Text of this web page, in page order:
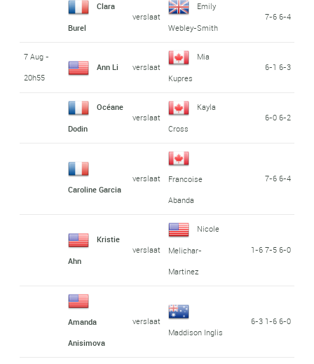
Clara
Burel
verslaat
Emily
Webley-Smith
7-6 6-4
7 Aug -
20h55
Ann Li verslaat
Mia
Kupres
6-1 6-3
Océane
Dodin
verslaat
Kayla
Cross
6-0 6-2
Caroline Garcia
verslaat
Francoise
Abanda
7-6 6-4
Kristie
Ahn
verslaat
Nicole
Melichar-
Martinez
1-6 7-5 6-0
Amanda
Anisimova
verslaat
Maddison Inglis
6-3 1-6 6-0